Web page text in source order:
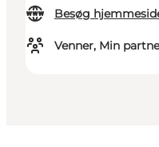
Besøg
Venner, Min